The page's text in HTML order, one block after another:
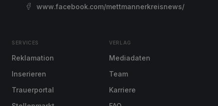
www.facebook.com/mettmannerkreisnews/
SERVICES
Reklamation
Inserieren
Trauerportal
VERLAG
Mediadaten
Team
Karriere